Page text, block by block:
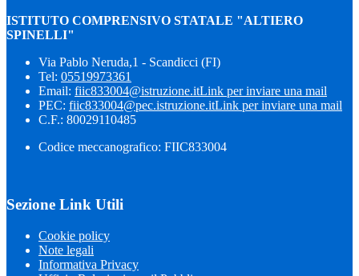
ISTITUTO COMPRENSIVO STATALE "ALTIERO
SPINELLI"
Via Pablo Neruda,1 - Scandicci (FI)
Tel: 05519973361
Email: fiic833004@istruzione.itLink per inviare una mail
PEC: fiic833004@pec.istruzione.itLink per inviare una mail
C.F.: 80029110485
Codice meccanografico: FIIC833004
Sezione Link Utili
Cookie policy
Note legali
Informativa Privacy